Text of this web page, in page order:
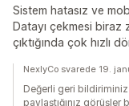
Sistem hatasız ve
Datayı çekmesi biraz
çıktığında çok hızlı
NexlyCo svarede 19.
Değerli geri
paylaştığınız